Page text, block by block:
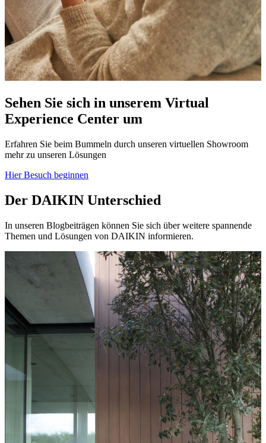
Sehen Sie sich in unserem Virtual
Experience Center um
Erfahren Sie beim Bummeln durch unseren virtuellen Showroom
mehr zu unseren Lösungen
Hier Besuch beginnen
Der DAIKIN Unterschied
In unseren Blogbeiträgen können Sie sich über weitere spannende
Themen und Lösungen von DAIKIN informieren.